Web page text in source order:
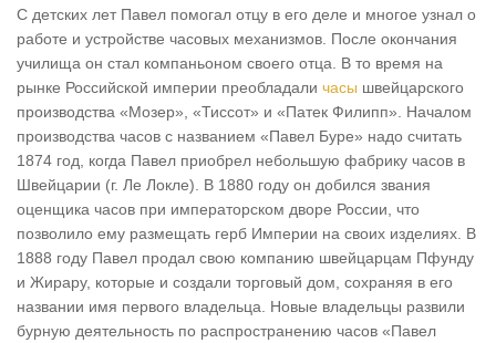
С детских лет Павел помогал отцу в его деле и многое узнал о
работе и устройстве часовых механизмов. После окончания
училища он стал компаньоном своего отца. В то время на
рынке Российской империи преобладали часы швейцарского
производства «Мозер», «Тиссот» и «Патек Филипп». Началом
производства часов с названием «Павел Буре» надо считать
1874 год, когда Павел приобрел небольшую фабрику часов в
Швейцарии (г. Ле Локле). В 1880 году он добился звания
оценщика часов при императорском дворе России, что
позволило ему размещать герб Империи на своих изделиях. В
1888 году Павел продал свою компанию швейцарцам Пфунду
и Жирару, которые и создали торговый дом, сохраняя в его
названии имя первого владельца. Новые владельцы развили
бурную деятельность по распространению часов «Павел